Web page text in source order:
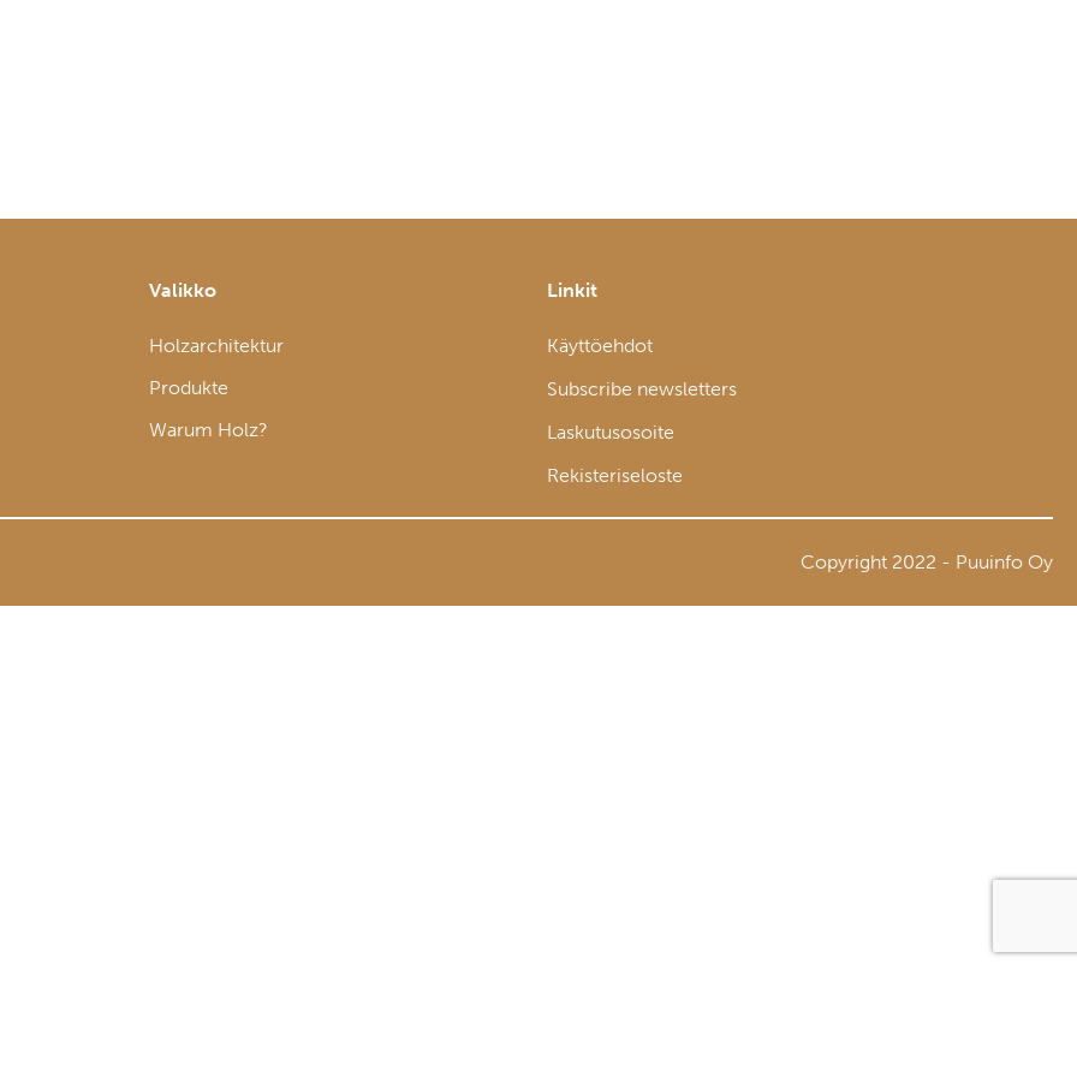
Valikko
Holzarchitektur
Produkte
Warum Holz?
Linkit
Käyttöehdot
Subscribe newsletters
Laskutusosoite
Rekisteriseloste
Copyright 2022 - Puuinfo Oy